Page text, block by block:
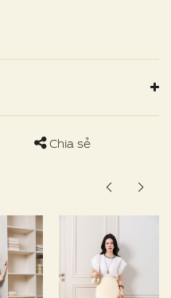
Chia sẻ